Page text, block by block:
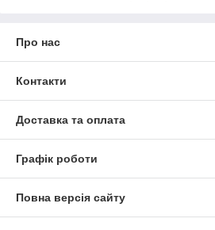
Про нас
Контакти
Доставка та оплата
Графік роботи
Повна версія сайту